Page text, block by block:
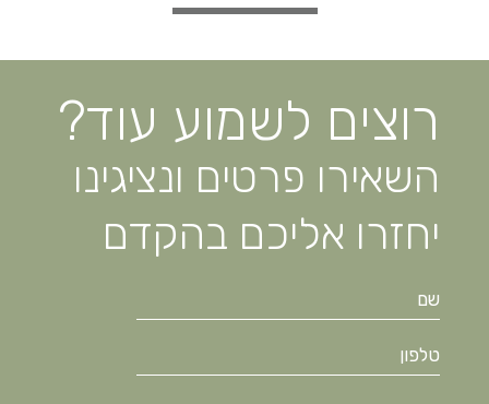
רוצים לשמוע עוד?
השאירו פרטים ונציגינו
יחזרו אליכם בהקדם